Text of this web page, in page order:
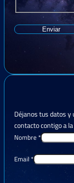
Enviar
Déjanos tus datos y
contacto contigo a
Nombre *
Email *